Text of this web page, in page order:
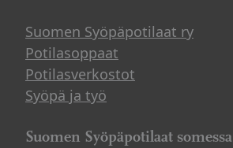
Suomen Syöpäpotilaat ry
Potilasoppaat
Potilasverkostot
Syöpä ja työ
Suomen Syöpäpotilaat somessa